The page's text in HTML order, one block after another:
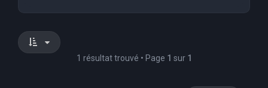
1 résultat trouvé • Page 1 sur 1